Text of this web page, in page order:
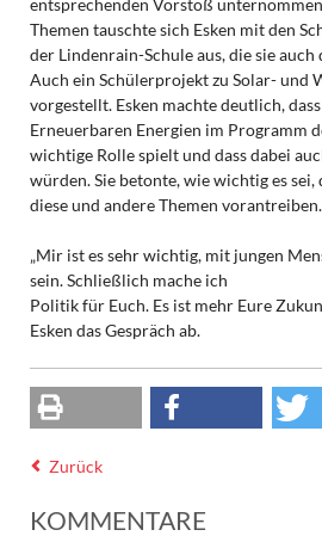
entsprechenden Vorstoß
Themen tauschte sich Esken mit den
der Lindenrain-Schule aus, die sie
Auch ein Schülerprojekt zu Solar- und
vorgestellt. Esken machte deutlich,
Erneuerbaren Energien im Programm
wichtige Rolle spielt und dass dabei
würden. Sie betonte, wie wichtig es sei,
diese und andere Themen vorantreiben.
„Mir ist es sehr wichtig, mit jungen
sein. Schließlich mache ich
Politik für Euch. Es ist mehr Eure
Esken das Gespräch ab.
Zurück
KOMMENTARE